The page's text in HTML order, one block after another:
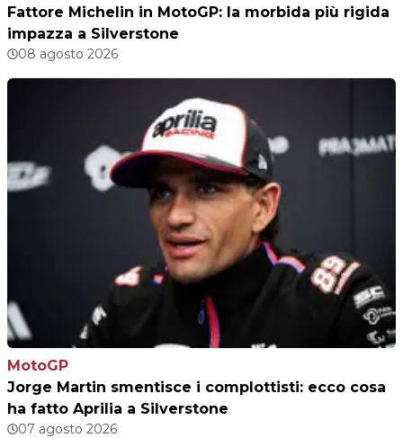
Fattore Michelin in MotoGP: la morbida più rigida
impazza a Silverstone
08 agosto 2026
MotoGP
Jorge Martin smentisce i complottisti: ecco cosa
ha fatto Aprilia a Silverstone
07 agosto 2026